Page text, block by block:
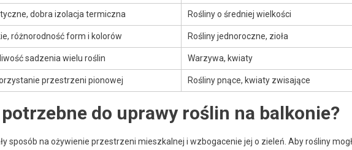
dobra izolacja termiczna Rośliny o średniej wielkości
różnorodność form i kolorów Rośliny jednoroczne, zioła
sadzenia wielu roślin Warzywa, kwiaty
przestrzeni pionowej Rośliny pnące, kwiaty zwisające
do uprawy roślin na balkonie?
sposób na ożywienie przestrzeni mieszkalnej i wzbogacenie jej o zieleń. Aby rośliny